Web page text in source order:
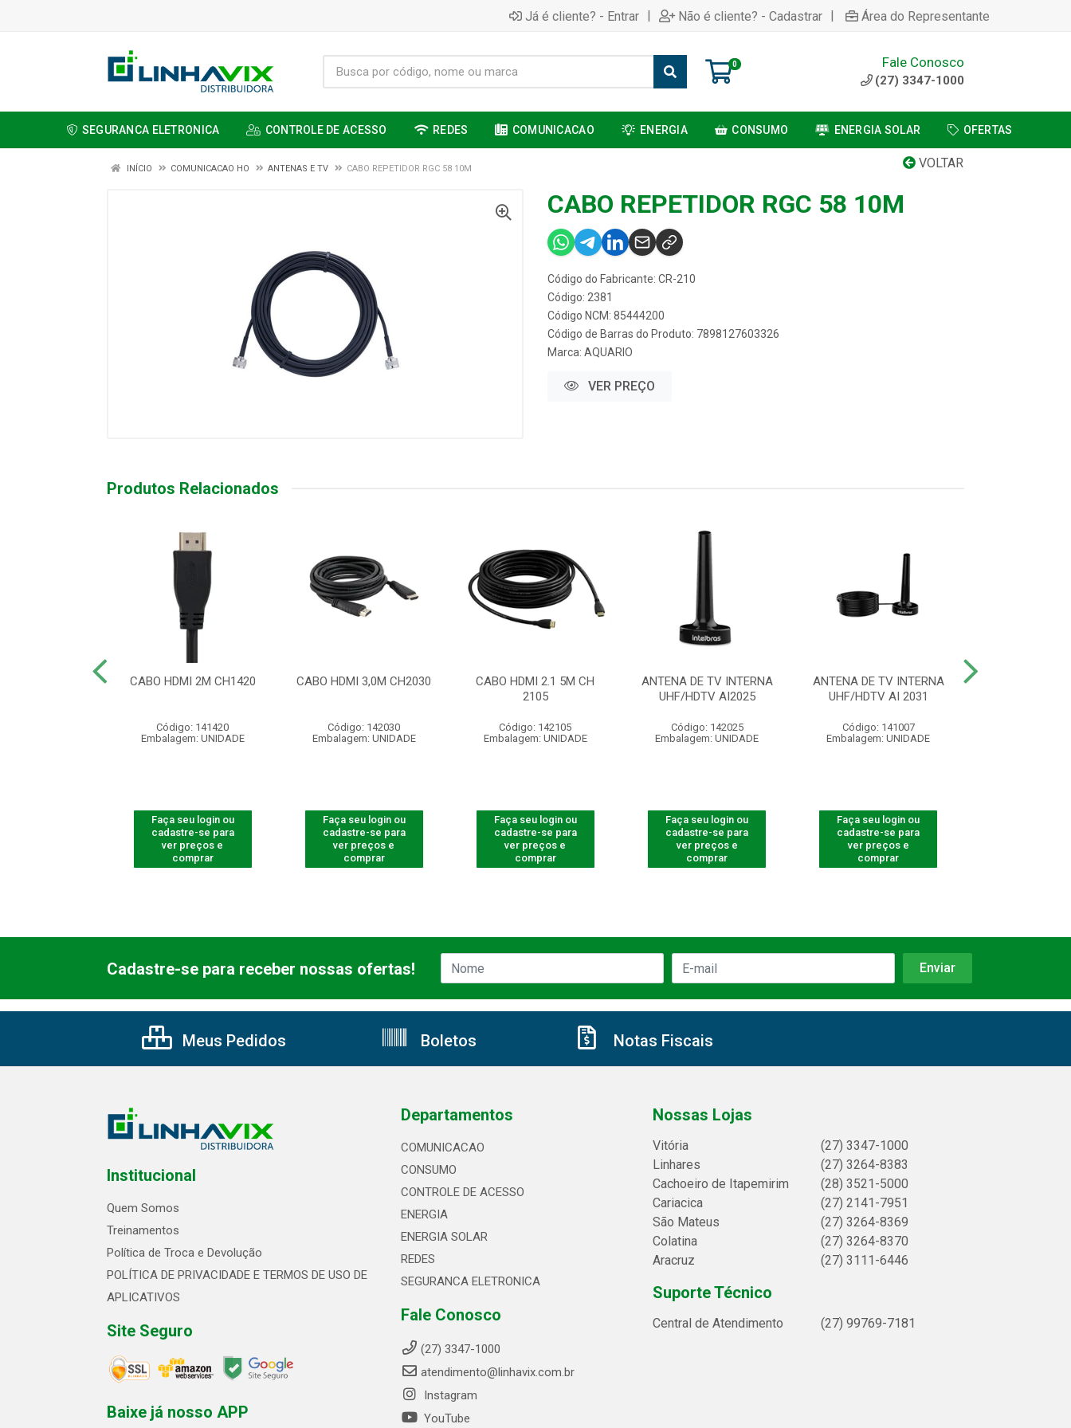
Já é cliente? - Entrar | Não é cliente? - Cadastrar | Área do Representante
0 Fale Conosco
(27) 3347-1000
SEGURANCA ELETRONICA CONTROLE DE ACESSO REDES COMUNICACAO ENERGIA CONSUMO ENERGIA SOLAR OFERTAS
VOLTAR
INÍCIO COMUNICACAO HO ANTENAS E TV CABO REPETIDOR RGC 58 10M
CABO REPETIDOR RGC 58 10M
Código do Fabricante: CR-210
Código: 2381
Código NCM: 85444200
Código de Barras do Produto: 7898127603326
Marca: AQUARIO
VER PREÇO
Produtos Relacionados
CABO HDMI 2M CH1420
Código: 141420
Embalagem: UNIDADE
Faça seu login ou
cadastre-se para
ver preços e
comprar
CABO HDMI 3,0M CH2030
Código: 142030
Embalagem: UNIDADE
Faça seu login ou
cadastre-se para
ver preços e
comprar
CABO HDMI 2.1 5M CH
2105
Código: 142105
Embalagem: UNIDADE
Faça seu login ou
cadastre-se para
ver preços e
comprar
ANTENA DE TV INTERNA
UHF/HDTV AI2025
Código: 142025
Embalagem: UNIDADE
Faça seu login ou
cadastre-se para
ver preços e
comprar
ANTENA DE TV INTERNA
UHF/HDTV AI 2031
Código: 141007
Embalagem: UNIDADE
Faça seu login ou
cadastre-se para
ver preços e
comprar
Cadastre-se para receber nossas ofertas!
Meus Pedidos Boletos Notas Fiscais
Institucional
Quem Somos
Treinamentos
Política de Troca e Devolução
POLÍTICA DE PRIVACIDADE E TERMOS DE USO DE
APLICATIVOS
Site Seguro
Baixe já nosso APP
Departamentos
COMUNICACAO
CONSUMO
CONTROLE DE ACESSO
ENERGIA
ENERGIA SOLAR
REDES
SEGURANCA ELETRONICA
Fale Conosco
(27) 3347-1000
atendimento@linhavix.com.br
Instagram
YouTube
Nossas Lojas
Vitória
(27) 3347-1000
Linhares
(27) 3264-8383
Cachoeiro de Itapemirim
(28) 3521-5000
Cariacica
(27) 2141-7951
São Mateus
(27) 3264-8369
Colatina
(27) 3264-8370
Aracruz
(27) 3111-6446
Suporte Técnico
Central de Atendimento (27) 99769-7181